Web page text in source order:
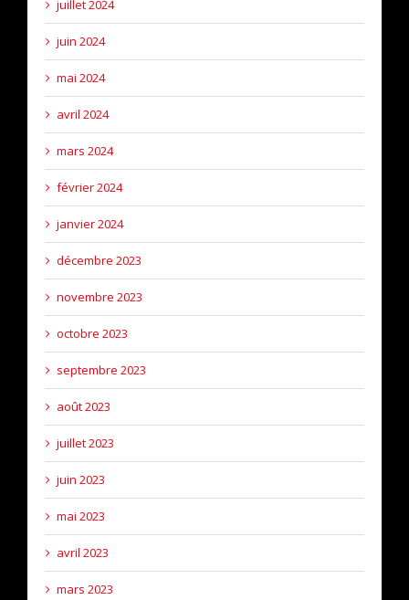
juillet 2024
juin 2024
mai 2024
avril 2024
mars 2024
février 2024
janvier 2024
décembre 2023
novembre 2023
octobre 2023
septembre 2023
août 2023
juillet 2023
juin 2023
mai 2023
avril 2023
mars 2023